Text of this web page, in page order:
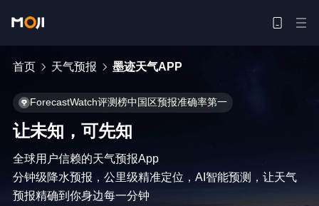
首页 天气预报 墨迹天气APP
ForecastWatch评测榜中国区预报准确率第一
让未知，可先知
全球用户信赖的天气预报App
分钟级降水预报，公里级精准定位，AI智能预测，让天气
预报精确到你身边每一分钟